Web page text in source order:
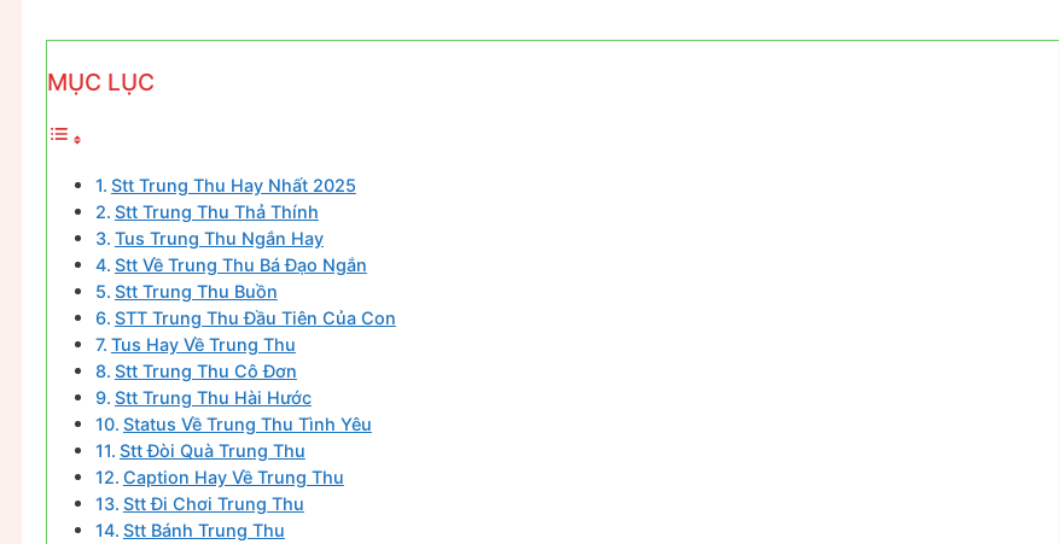
MỤC LỤC
Stt Trung Thu Hay Nhất 2025
Stt Trung Thu Thả Thính
Tus Trung Thu Ngắn Hay
Stt Về Trung Thu Bá Đạo Ngắn
Stt Trung Thu Buồn
STT Trung Thu Đầu Tiên Của Con
Tus Hay Về Trung Thu
Stt Trung Thu Cô Đơn
Stt Trung Thu Hài Hước
Status Về Trung Thu Tình Yêu
Stt Đòi Quà Trung Thu
Caption Hay Về Trung Thu
Stt Đi Chơi Trung Thu
Stt Bánh Trung Thu